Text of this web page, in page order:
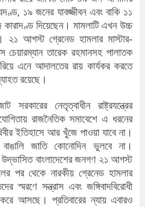
১৯ জনের যাবজ্জীবন এবং বাকি ১১
কারাদণ্ড দিয়েছেন। মামলাটি এখন উচ্চ
২১ আগস্ট গ্রেনেড হামলার মাস্টার-
চেয়ারম্যান তারেক রহমানসহ পালাতক
এনে আদালতের রায় কার্যকর করতে
রয়েছে।
সরকারের নেতৃত্বাধীন রাষ্ট্রযন্ত্রের
রাজনৈতিক সমাবেশে এ ধরনের
ইতিহাসে আর খুঁজে পাওয়া যাবে না।
জাতি কোনোদিন ভুলবে না।
উদ্ভাসিত বাংলাদেশের জনগণ ২১ আগস্ট
পর থেকে নারকীয় গ্রেনেড হামলার
স্মরণে সন্ত্রাস এবং জঙ্গিবাদবিরোধী
করে আসছে। প্রতিবারের ন্যায় এবারও